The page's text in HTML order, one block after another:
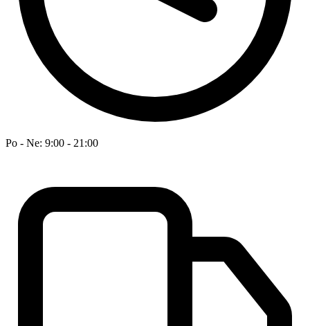
Po - Ne: 9:00 - 21:00